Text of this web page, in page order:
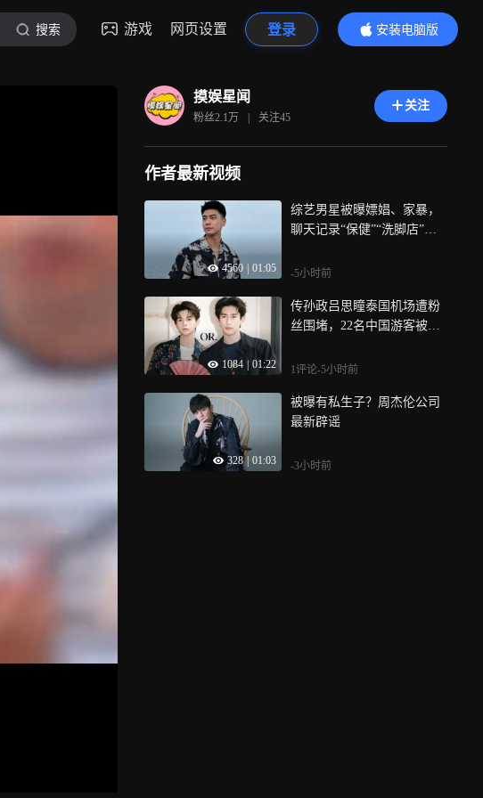
搜索 游戏 网页设置 登录
安装电脑版
内容更精彩
摸娱星闻
粉丝2.1万 | 关注45
关注
作者最新视频
4560 01:05
综艺男星被曝嫖娼、家暴，
聊天记录“保健”“洗脚店”太
-5小时前
1084 01:22
传孙政吕思瞳泰国机场遭粉
丝围堵，22名中国游客被拒
1评论-5小时前
328 01:03
被曝有私生子？周杰伦公司
最新辟谣
-3小时前